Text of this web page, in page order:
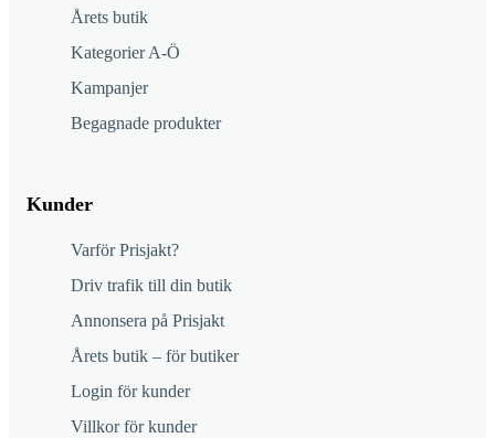
Årets butik
Kategorier A-Ö
Kampanjer
Begagnade produkter
Kunder
Varför Prisjakt?
Driv trafik till din butik
Annonsera på Prisjakt
Årets butik – för butiker
Login för kunder
Villkor för kunder